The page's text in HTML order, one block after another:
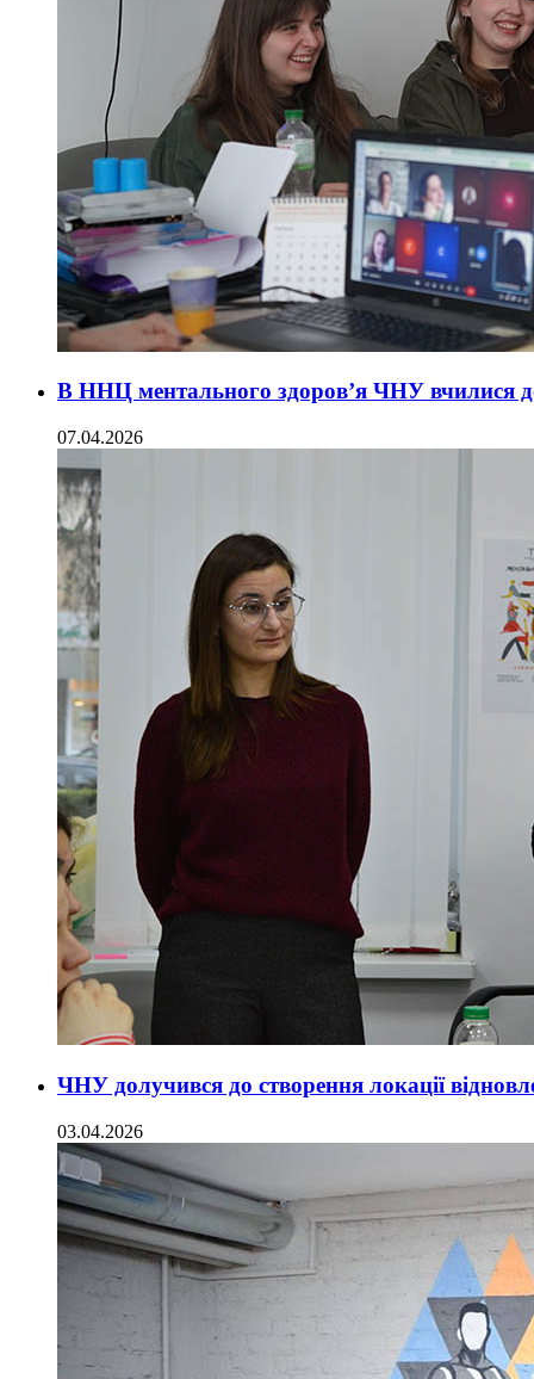
В ННЦ ментального здоров’я ЧНУ вчилися
07.04.2026
ЧНУ долучився до створення локації
03.04.2026